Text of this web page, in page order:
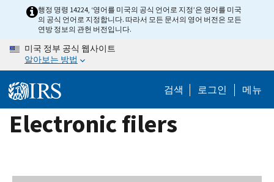
content
행정 명령 14224, ‘영어를 미국의 공식 언어로 지정’은 영어를 미국
의 공식 언어로 지정합니다. 따라서 모든 문서의 영어 버전은 모든
연방 정보의 관헌 버전입니다.
미국 정부 공식 웹사이트
알아보는 방법
검색 로그인 메뉴
Electronic filers